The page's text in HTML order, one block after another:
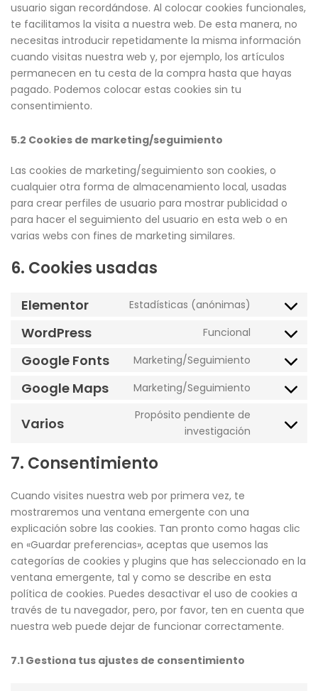
usuario sigan recordándose. Al colocar cookies funcionales,
te facilitamos la visita a nuestra web. De esta manera, no
necesitas introducir repetidamente la misma información
cuando visitas nuestra web y, por ejemplo, los artículos
permanecen en tu cesta de la compra hasta que hayas
pagado. Podemos colocar estas cookies sin tu
consentimiento.
5.2 Cookies de marketing/seguimiento
Las cookies de marketing/seguimiento son cookies, o
cualquier otra forma de almacenamiento local, usadas
para crear perfiles de usuario para mostrar publicidad o
para hacer el seguimiento del usuario en esta web o en
varias webs con fines de marketing similares.
6. Cookies usadas
Elementor Estadísticas (anónimas)
WordPress Funcional
Google Fonts Marketing/Seguimiento
Google Maps Marketing/Seguimiento
Varios
Propósito pendiente de
investigación
7. Consentimiento
Cuando visites nuestra web por primera vez, te
mostraremos una ventana emergente con una
explicación sobre las cookies. Tan pronto como hagas clic
en «Guardar preferencias», aceptas que usemos las
categorías de cookies y plugins que has seleccionado en la
ventana emergente, tal y como se describe en esta
política de cookies. Puedes desactivar el uso de cookies a
través de tu navegador, pero, por favor, ten en cuenta que
nuestra web puede dejar de funcionar correctamente.
7.1 Gestiona tus ajustes de consentimiento